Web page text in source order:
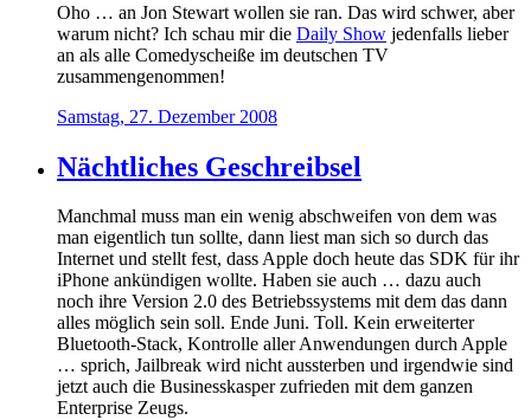
Oho … an Jon Stewart wollen sie ran. Das wird schwer, aber
warum nicht? Ich schau mir die Daily Show jedenfalls lieber
an als alle Comedyscheiße im deutschen TV
zusammengenommen!
Samstag, 27. Dezember 2008
Nächtliches Geschreibsel
Manchmal muss man ein wenig abschweifen von dem was
man eigentlich tun sollte, dann liest man sich so durch das
Internet und stellt fest, dass Apple doch heute das SDK für ihr
iPhone ankündigen wollte. Haben sie auch … dazu auch
noch ihre Version 2.0 des Betriebssystems mit dem das dann
alles möglich sein soll. Ende Juni. Toll. Kein erweiterter
Bluetooth-Stack, Kontrolle aller Anwendungen durch Apple
… sprich, Jailbreak wird nicht aussterben und irgendwie sind
jetzt auch die Businesskasper zufrieden mit dem ganzen
Enterprise Zeugs.